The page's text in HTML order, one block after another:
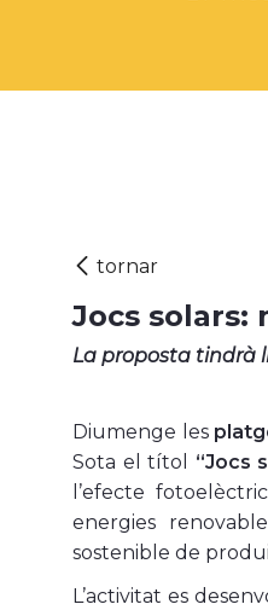
Jocs solars:
La proposta tindrà
Diumenge les
Sota el títol “Jocs
l’efecte
energies
sostenible de
L’activitat es